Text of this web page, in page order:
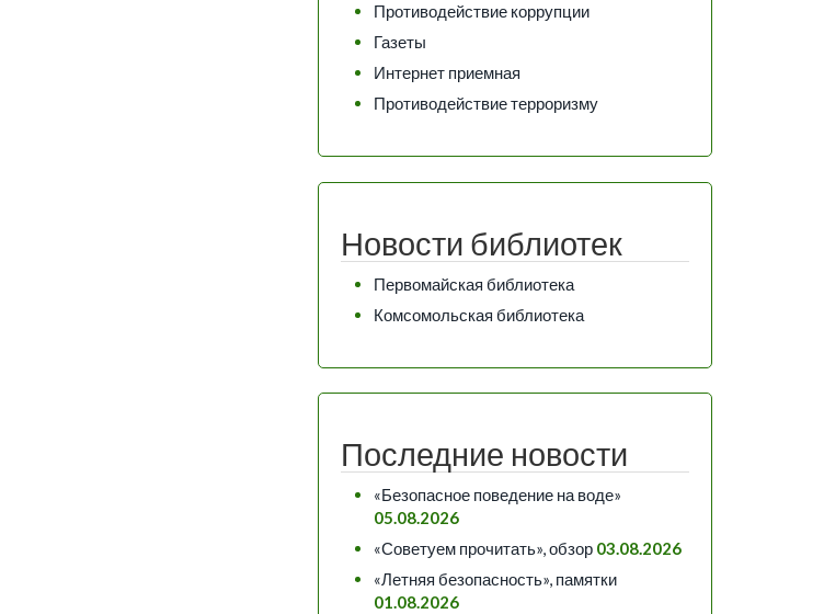
Противодействие коррупции
Газеты
Интернет приемная
Противодействие терроризму
Новости библиотек
Первомайская библиотека
Комсомольская библиотека
Последние новости
«Безопасное поведение на воде»
05.08.2026
«Советуем прочитать», обзор 03.08.2026
«Летняя безопасность», памятки
01.08.2026